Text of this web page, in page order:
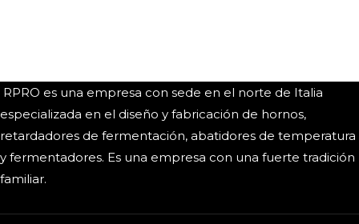
RPRO es una empresa con sede en el norte de Italia
especializada en el diseño y fabricación de hornos,
retardadores de fermentación, abatidores de temperatura
y fermentadores. Es una empresa con una fuerte tradición
familiar.